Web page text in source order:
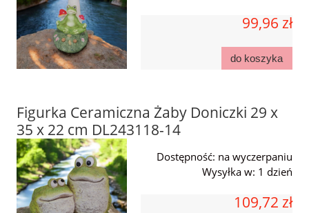
99,96 zł
do koszyka
Figurka Ceramiczna Żaby Doniczki 29 x
35 x 22 cm DL243118-14
Dostępność: na wyczerpaniu
Wysyłka w: 1 dzień
109,72 zł